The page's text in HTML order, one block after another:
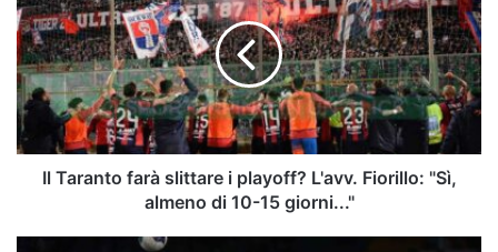
farà
slittare
i
playoff?
L'avv.
Fiorillo:
"Sì,
almenoIl Taranto farà slittare i playoff? L'avv. Fiorillo: "Sì,
almeno di 10-15 giorni..."